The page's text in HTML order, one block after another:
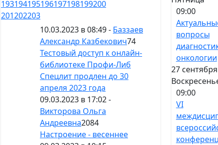
193194195196197198199200
201202203
10.03.2023 в 08:49 - Баззаев
Александр Казбекович74
Тестовый доступ к онлайн-
библиотеке Профи-Либ
Спецлит продлен до 30
апреля 2023 года
09.03.2023 в 17:02 -
Викторова Ольга
Андреевна2084
Настроение - весеннее
09:00
вопросы
онкологии
27
09:00
VI